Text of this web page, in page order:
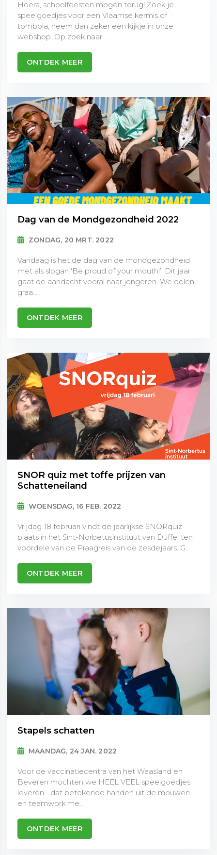
Hoera, schoolfeesten mogen terug! Zoek je
speelgoedjes voor een Vlaamse kermis of
tombola, neem dan zeker een kijkje in onze
webshop. Op zoek naar ...
ONTDEK MEER
Dag van de Mondgezondheid 2022
ZONDAG, 20 MRT. 2022
Vandaag is het de dag van de mondgezondheid
met als slogan ‘Be proud of your mouth!’. Dit jaar
gaat de aandacht vooral naar jongeren. We delen
graa...
ONTDEK MEER
SNOR quiz met toffe prijzen van
Schatteneiland
WOENSDAG, 16 FEB. 2022
Vrijdag 18 februari vindt de jaarlijkse SNORquiz
plaats in het Sint-Norbetusinstituut van Duffel ten
voordele van de Praagreis van de zesdejaars. G...
ONTDEK MEER
Stapels schatten
MAANDAG, 24 JAN. 2022
Voor de vaccinatiecentra van het Waasland en
Beveren mochten we HEEL VEEL speelgoedjes
leveren... dat betekende handen uit de mouwen
en teamwork me...
ONTDEK MEER